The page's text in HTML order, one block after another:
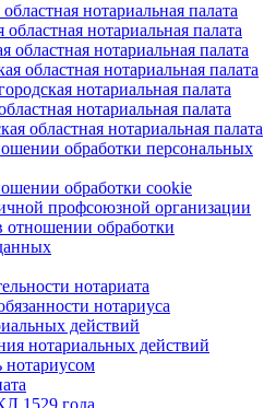
областная нотариальная палата
областная нотариальная палата
областная нотариальная палата
областная нотариальная палата
нотариальная палата
нотариальная палата
областная нотариальная палата
обработки персональных
обработки cookie
профсоюзной организации
отношении обработки
нотариата
нотариуса
действий
нотариальных действий